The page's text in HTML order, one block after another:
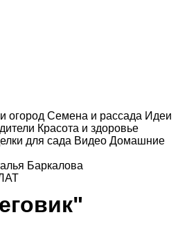
огород Семена и рассада Идеи
Красота и здоровье
для сада Видео Домашние
Баркалова